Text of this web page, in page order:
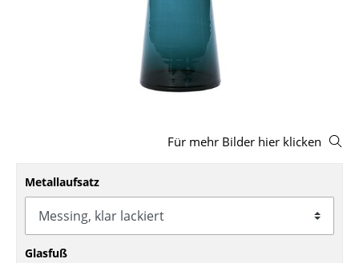
Schaukelstühle
Bürodrehstühle
Konferenzstühle
Für mehr Bilder hier klicken
Metallaufsatz
Glasfuß